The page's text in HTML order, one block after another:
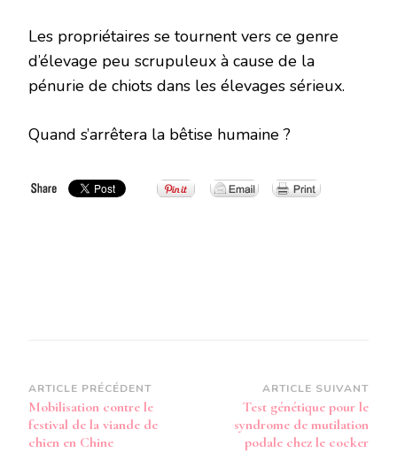
Les propriétaires se tournent vers ce genre
d’élevage peu scrupuleux à cause de la
pénurie de chiots dans les élevages sérieux.
Quand s’arrêtera la bêtise humaine ?
Navigation
d’article
ARTICLE PRÉCÉDENT
Mobilisation contre le
festival de la viande de
chien en Chine
ARTICLE SUIVANT
Test génétique pour le
syndrome de mutilation
podale chez le cocker